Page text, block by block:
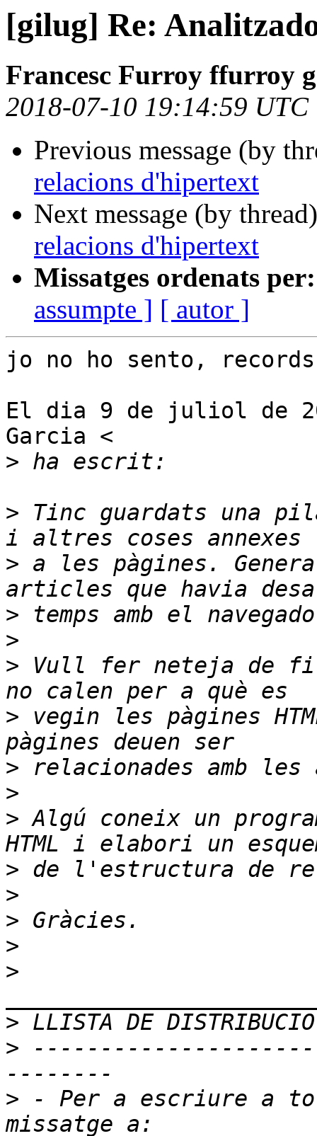
[gilug] Re:
Francesc Furroy ffurroy
2018-07-10 19:14:59 UTC
Previous message (by
relacions d'hipertext
Next message (by
relacions d'hipertext
Missatges ordenats per:
assumpte ] [ autor ]
jo no ho sento,
El dia 9 de juliol de
Garcia <
>
> Tinc guardats una
> a les pàgines.
>
>
> Vull fer neteja de
> vegin les pàgines
>
>
> Algú coneix un
>
>
>
>
>
>
>
> - Per a escriure a